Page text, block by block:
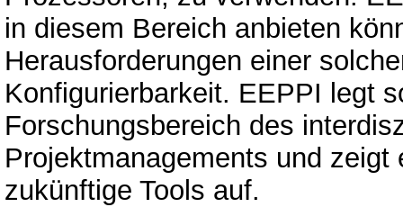
in diesem Bereich anbieten
Herausforderungen einer
Konfigurierbarkeit. EEPPI legt
Forschungsbereich des
Projektmanagements und
zukünftige Tools auf.